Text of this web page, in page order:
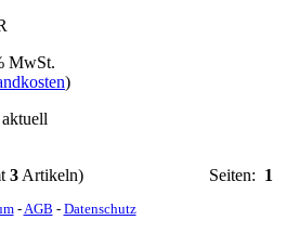
MwSt.
)
3 Artikeln) Seiten: 1
-AGB - Datenschutz